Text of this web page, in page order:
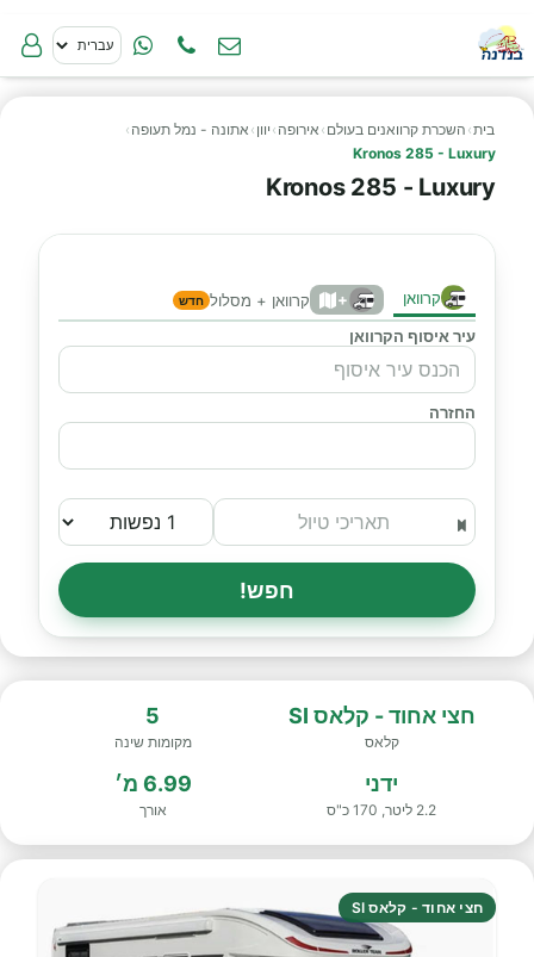
בית› השכרת קרוואנים בעולם › אירופה › יוון › אתונה - נמל תעופה ›
Kronos 285 - Luxury
Kronos 285 - Luxury
קרוואן + קרוואן + מסלול חדש
עיר איסוף הקרוואן
החזרה
חפש!
חצי אחוד - קלאס SI
קלאס
5
מקומות שינה
ידני
2.2 ליטר, 170 כ"ס
6.99 מ׳
אורך
חצי אחוד - קלאס SI